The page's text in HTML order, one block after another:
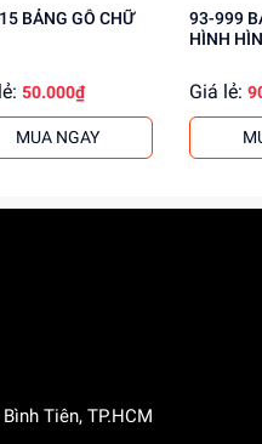
CHỮ
50.000₫
MUA NGAY
93-999 BẢNG GỖ XẾP
HÌNH
Giá lẻ:
Tiên, TP.HCM